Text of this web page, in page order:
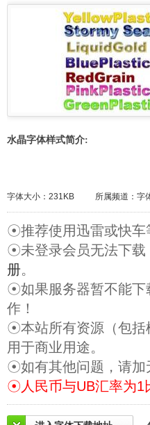
水晶字体样式简介:
字体大小：231KB 所属频道： 字
☉推荐使用迅雷或快车
☉未登录会员无法下载
册。
☉如果服务器暂不能下
作！
☉本站所有资源（包括
用于商业用途。
☉如有其他问题，请加
☉人民币与UB汇率为1